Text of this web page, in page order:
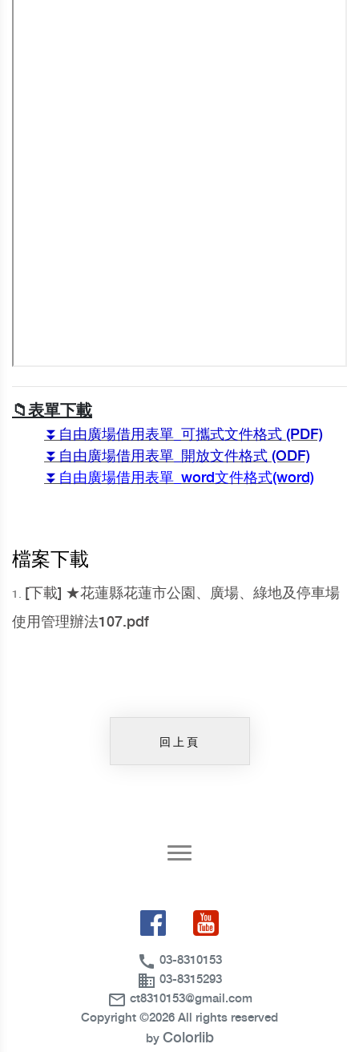
📁表單下載
⏬自由廣場借用表單_可攜式文件格式 (PDF)
⏬自由廣場借用表單_開放文件格式 (ODF)
⏬ 自由廣場借用表單_word文件格式(word)
檔案下載
1.
[下載] ★花蓮縣花蓮市公園、廣場、綠地及停車場
使用管理辦法107.pdf
回上頁
call 03-8310153
business 03-8315293
mail_outline ct8310153@gmail.com
Copyright ©2026 All rights reserved
by Colorlib